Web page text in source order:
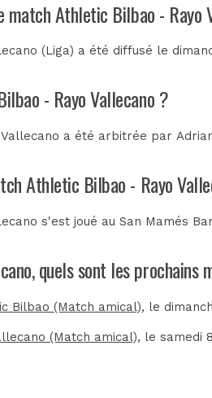
Athletic Bilbao - Rayo
(Liga) a été diffusé le
- Rayo Vallecano ?
a été arbitrée par
Athletic Bilbao - Rayo
s'est joué auSan Mamés
quels sont les prochains
Bilbao (Match amical), le
(Match amical), le samedi